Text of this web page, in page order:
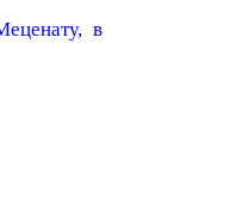
в